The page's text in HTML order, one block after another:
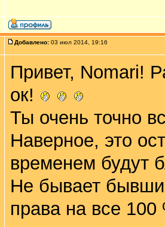
Добавлено: 03 июл 2014, 19:16
Привет, Nomari!
ок!
Ты очень точно
Наверное, это
временем будут
Не бывает
права на все 100